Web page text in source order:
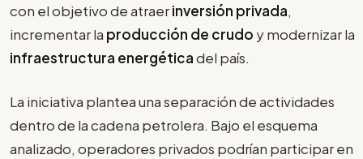
con el objetivo de atraerinversión privada,
incrementar la producción de crudo y modernizar la
infraestructura energéticadel país.
La iniciativa plantea una separación de actividades
dentro de la cadena petrolera. Bajo el esquema
analizado, operadores privados podrían participar en